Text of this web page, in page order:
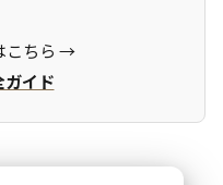
こちら →
ガイド